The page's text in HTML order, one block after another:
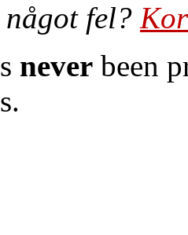
något fel?
never been